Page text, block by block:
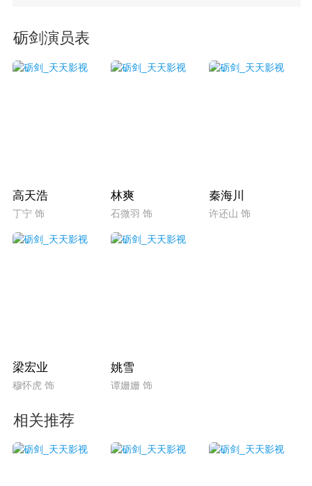
砺剑演员表
高天浩
丁宁 饰
林爽
石微羽 饰
秦海川
许还山 饰
梁宏业
穆怀虎 饰
姚雪
谭姗姗 饰
相关推荐